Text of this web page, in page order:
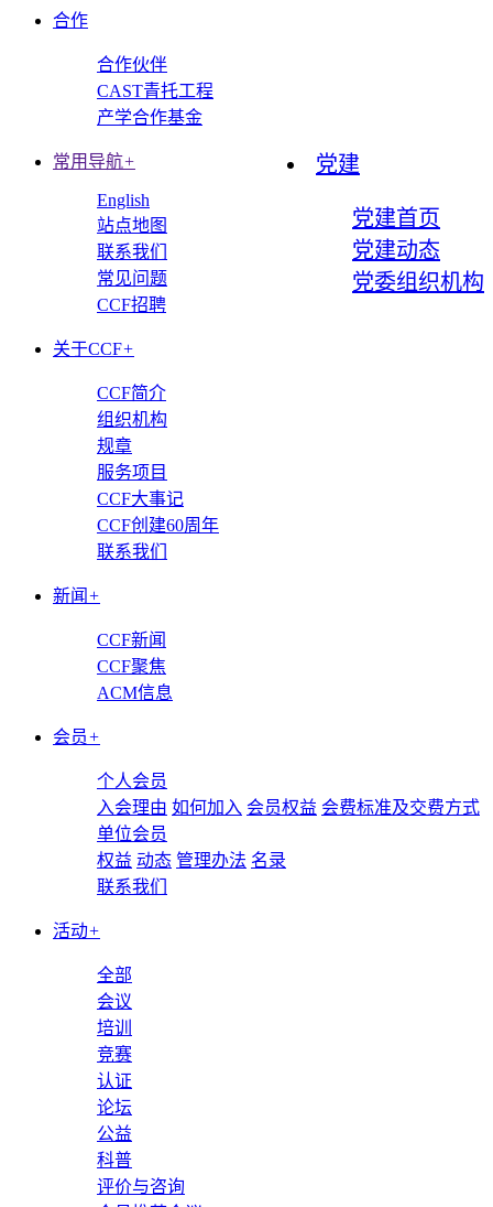
合作
合作伙伴
CAST青托工程
产学合作基金
党建
党建首页
党建动态
党委组织机构
常用导航+
English
站点地图
联系我们
常见问题
CCF招聘
关于CCF+
CCF简介
组织机构
规章
服务项目
CCF大事记
CCF创建60周年
联系我们
新闻 +
CCF新闻
CCF聚焦
ACM信息
会员+
个人会员
入会理由 如何加入 会员权益 会费标准及交费方式
单位会员
权益 动态 管理办法 名录
联系我们
活动+
全部
会议
培训
竞赛
认证
论坛
公益
科普
评价与咨询